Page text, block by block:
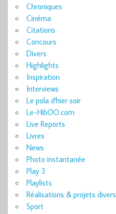
Chroniques
Cinéma
Citations
Concours
Divers
Highlights
Inspiration
Interviews
Le pola d'hier soir
Le-HibOO.com
Live Reports
Livres
News
Photo instantanée
Play 3
Playlists
Réalisations & projets divers
Sport